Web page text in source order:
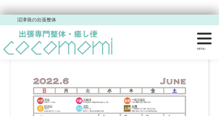
沼津発の出張整体
今日は最強の日。